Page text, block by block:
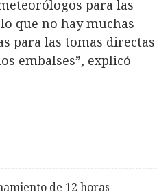
para las
que no hay muchas
para las tomas directas
embalses”, explicó
de 12 horas